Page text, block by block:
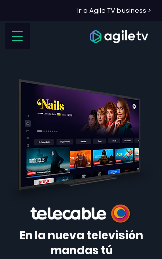
Ir a Agile TV business >
En la nueva televisión
mandas tú